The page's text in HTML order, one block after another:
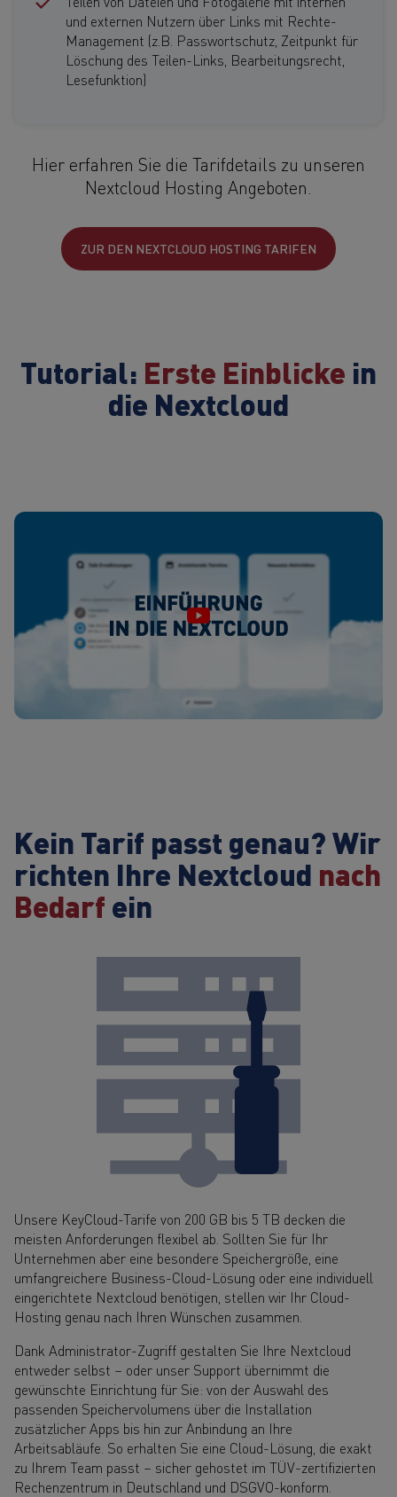
und externen Nutzern über Links mit Rechte-
Management (z.B. Passwortschutz, Zeitpunkt für
Löschung des Teilen-Links, Bearbeitungsrecht,
Lesefunktion)
Hier erfahren Sie die Tarifdetails zu unseren
Nextcloud Hosting Angeboten.
ZUR DEN NEXTCLOUD HOSTING TARIFEN
Tutorial: Erste Einblicke in
die Nextcloud
Kein Tarif passt genau?Wir
richten Ihre Nextcloud nach
Bedarfein
Unsere KeyCloud-Tarife von 200 GB bis 5 TB decken die
meisten Anforderungen flexibel ab. Sollten Sie für Ihr
Unternehmen aber eine besondere Speichergröße, eine
umfangreichere Business-Cloud-Lösung oder eine individuell
eingerichtete Nextcloud benötigen, stellen wir Ihr Cloud-
Hosting genau nach Ihren Wünschen zusammen.
Dank Administrator-Zugriff gestalten Sie Ihre Nextcloud
entweder selbst – oder unser Support übernimmt die
gewünschte Einrichtung für Sie: von der Auswahl des
passenden Speichervolumens über die Installation
zusätzlicher Apps bis hin zur Anbindung an Ihre
Arbeitsabläufe. So erhalten Sie eine Cloud-Lösung, die exakt
zu Ihrem Team passt – sicher gehostet im TÜV-zertifizierten
Rechenzentrum in Deutschland und DSGVO-konform.